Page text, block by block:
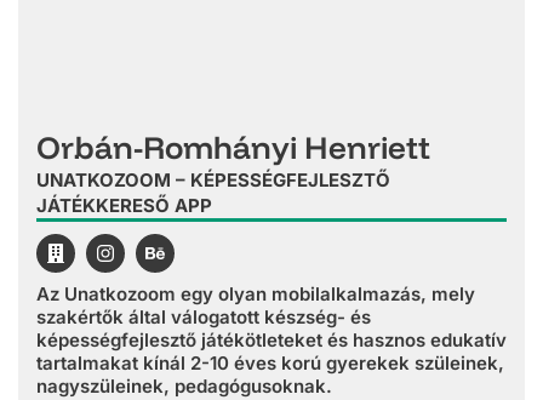
Orbán-Romhányi Henriett
UNATKOZOOM – KÉPESSÉGFEJLESZTŐ
JÁTÉKKERESŐ APP
Az Unatkozoom egy olyan mobilalkalmazás, mely
szakértők által válogatott készség- és
képességfejlesztő játékötleteket és hasznos edukatív
tartalmakat kínál 2-10 éves korú gyerekek szüleinek,
nagyszüleinek, pedagógusoknak.